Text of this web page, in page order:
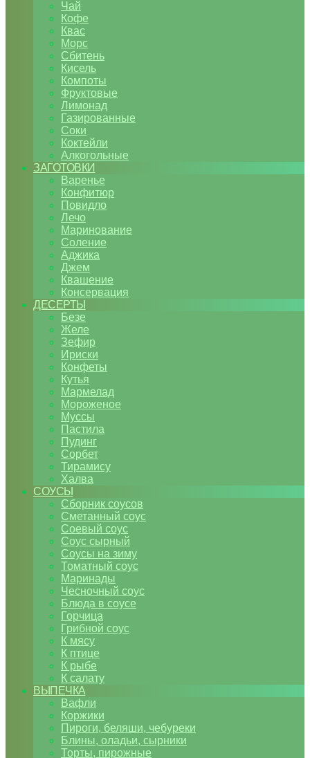
Чай
Кофе
Квас
Морс
Сбитень
Кисель
Компоты
Фруктовые
Лимонад
Газированные
Соки
Коктейли
Алкогольные
ЗАГОТОВКИ
Варенье
Конфитюр
Повидло
Лечо
Маринование
Соление
Аджика
Джем
Квашение
Консервация
ДЕСЕРТЫ
Безе
Желе
Зефир
Ириски
Конфеты
Кутья
Мармелад
Мороженое
Муссы
Пастила
Пудинг
Сорбет
Тирамису
Халва
СОУСЫ
Сборник соусов
Сметанный соус
Соевый соус
Соус сырный
Соусы на зиму
Томатный соус
Маринады
Чесночный соус
Блюда в соусе
Горчица
Грибной соус
К мясу
К птице
К рыбе
К салату
ВЫПЕЧКА
Вафли
Коржики
Пироги, беляши, чебуреки
Блины, оладьи, сырники
Торты, пирожные